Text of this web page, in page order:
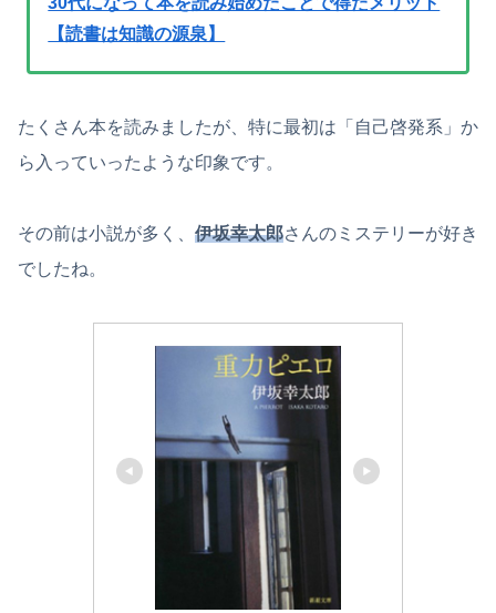
【読書は知識の源泉】
たくさん本を読みましたが、特に最初は「自己啓発系」か
ら入っていったような印象です。
その前は小説が多く、 伊坂幸太郎さんのミステリーが好き
でしたね。